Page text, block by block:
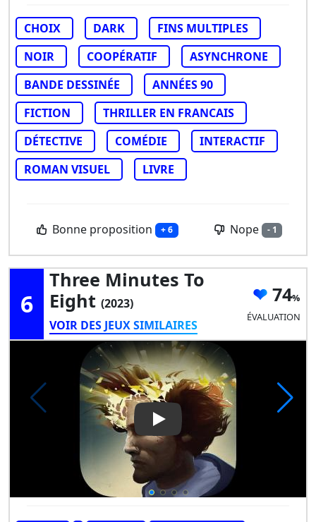
CHOIX DARK
FINS MULTIPLES
NOIR
COOPÉRATIF
ASYNCHRONE
BANDE DESSINÉE
ANNÉES 90
FICTION
THRILLER EN FRANCAIS
DÉTECTIVE
COMÉDIE
INTERACTIF
ROMAN VISUEL
LIVRE
Bonne proposition + 6 Nope - 1
6
Three Minutes To
Eight (2023)
VOIR DES JEUX SIMILAIRES
74
ÉVALUATION
Play Video: Three Minutes To